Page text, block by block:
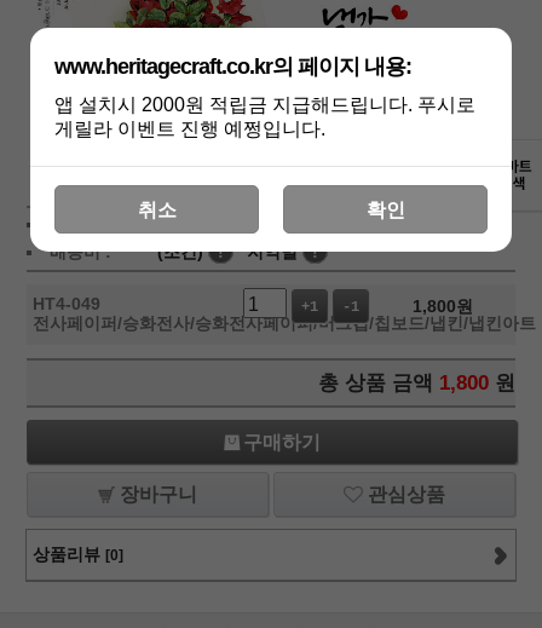
상품가 : 1,800
배송비 :
(조건) ! 지역별 !
HT4-049
전사페이퍼/승화전사/승화전사페이퍼/머그컵/칩보드/냅킨/냅킨아트
+1 -1 1,800원
총 상품 금액 1,800 원
구매하기
장바구니 관심상품
상품리뷰 [0]
www.heritagecraft.co.kr의 페이지 내용:
앱 설치시 2000원 적립금 지급해드립니다. 푸시로
게릴라 이벤트 진행 예쩡입니다.
취소 확인